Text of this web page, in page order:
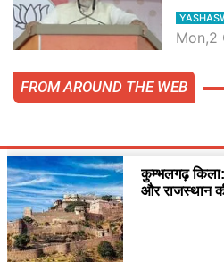
मोदी,
बातें, देखें
Mon,2
FROM AROUND THE WEB